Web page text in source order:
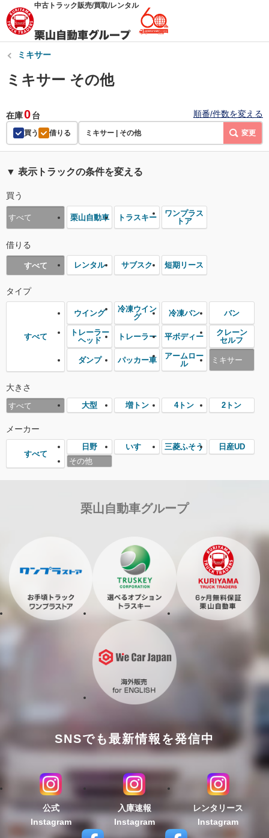
中古トラック販売/買取/レンタル
ミキサー
ミキサー その他
在庫0台 順番/件数を変える
買う 借りる ミキサー | その他 変更
▼ 表示トラックの条件を変える
買う
すべて 栗山自動車 トラスキー
ワンプラス
トア
借りる
すべて レンタル サブスク 短期リース
タイプ
すべて
ウイング
冷凍ウイン
グ
冷凍バン バン
トレーラー
ヘッド
トレーラー 平ボディー
クレーン
セルフ
ダンプ パッカー車
アームロー
ル
ミキサー
大きさ
すべて 大型 増トン 4トン 2トン
メーカー
すべて
日野 いすゞ 三菱ふそう
日産UD
その他
栗山自動車グループ
SNSでも最新情報を発信中
公式
Instagram
入庫速報
Instagram
レンタリース
Instagram